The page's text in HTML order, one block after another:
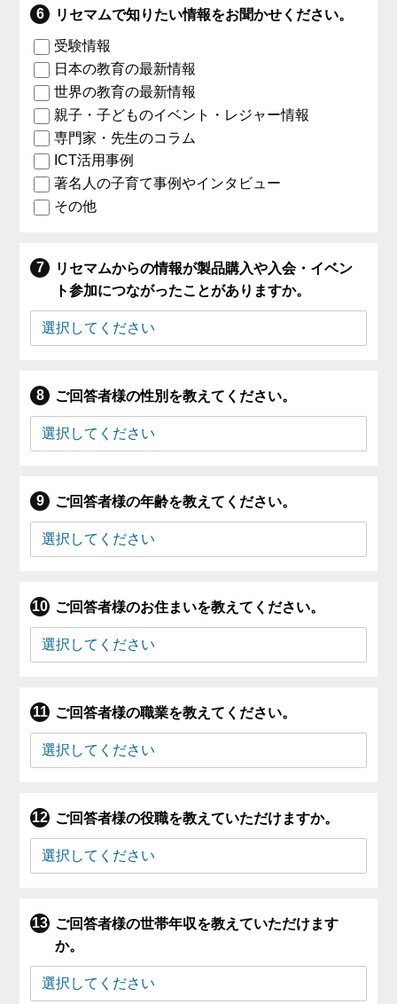
リセマムで知りたい情報をお聞かせください。
受験情報
日本の教育の最新情報
世界の教育の最新情報
親子・子どものイベント・レジャー情報
専門家・先生のコラム
ICT活用事例
著名人の子育て事例やインタビュー
その他
リセマムからの情報が製品購入や入会・イベン
ト参加につながったことがありますか。
ご回答者様の性別を教えてください。
ご回答者様の年齢を教えてください。
ご回答者様のお住まいを教えてください。
ご回答者様の職業を教えてください。
ご回答者様の役職を教えていただけますか。
ご回答者様の世帯年収を教えていただけます
か。